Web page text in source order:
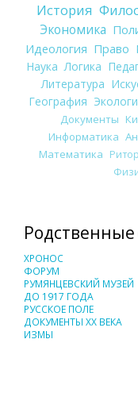
История
Экономика
Идеология Право
Наука Логика
Литература
География
Документы
Информатика
Математика
ХРОНОС
ФОРУМ
РУМЯНЦЕВСКИЙ МУЗЕЙ
ДО 1917 ГОДА
РУССКОЕ ПОЛЕ
ДОКУМЕНТЫ XX ВЕКА
ИЗМЫ